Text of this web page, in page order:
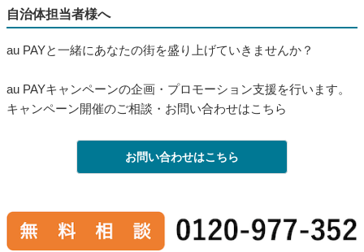
自治体担当者様へ
au PAYと一緒にあなたの街を盛り上げていきませんか？
au PAYキャンペーンの企画・プロモーション支援を行います。
キャンペーン開催のご相談・お問い合わせはこちら
お問い合わせはこちら